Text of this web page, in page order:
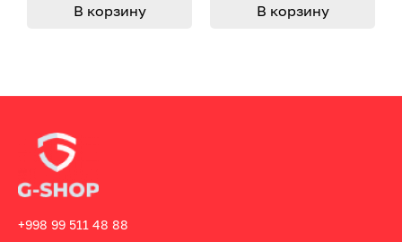
В корзину В корзину
+998 99 511 48 88